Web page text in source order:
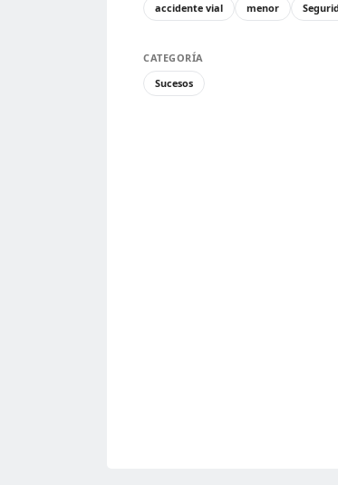
accidente vial
menor
CATEGORÍA
Sucesos